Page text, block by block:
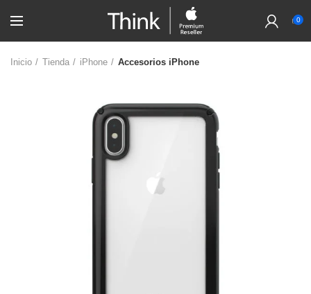
0
Inicio Tienda iPhone Accesorios iPhone